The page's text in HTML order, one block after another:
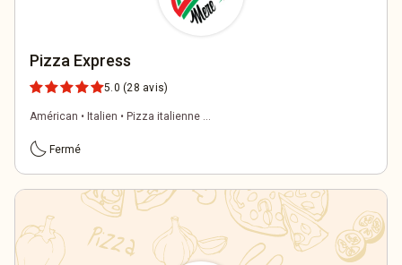
Pizza Express
5.0 (28 avis)
Américan • Italien • Pizza italienne ...
bedtime Fermé